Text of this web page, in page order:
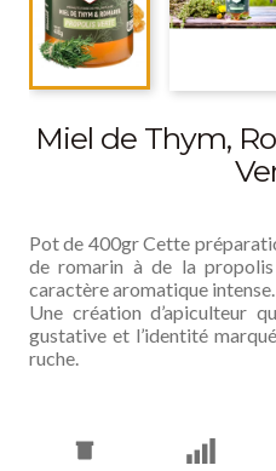
Miel de Thym,
Pot de 400gr Cette
de romarin à de la
caractère aromatique intense.
Une création d’apiculteur
gustative et l’identité
ruche.